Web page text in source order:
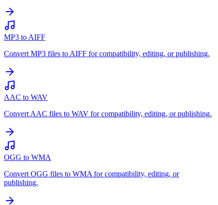
MP3 to AIFF
Convert MP3 files to AIFF for compatibility, editing, or publishing.
AAC to WAV
Convert AAC files to WAV for compatibility, editing, or publishing.
OGG to WMA
Convert OGG files to WMA for compatibility, editing, or
publishing.